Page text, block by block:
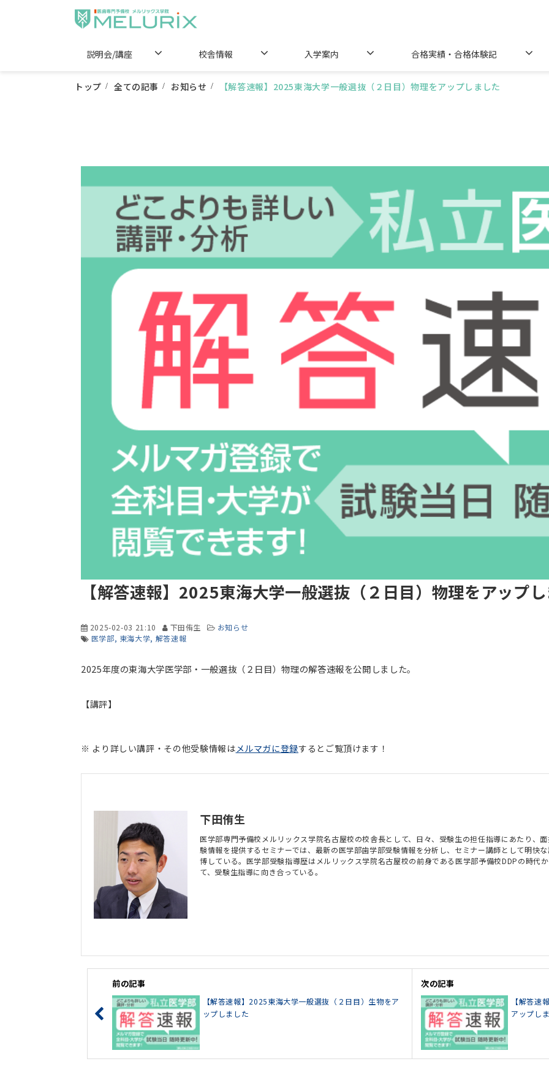
説明会/講座 校舎情報 入学案内 合格実績・合格体験記
トップ 全ての記事 お知らせ 【解答速報】2025東海大学一般選抜（２日目）物理をアップしました
【解答速報】2025東海大学一般選抜（２日目）物理をアップ
2025-02-03 21:10 下田侑生
お知らせ
医学部 東海大学 解答速報
2025年度の東海大学医学部・一般選抜（２日目）物理の解答速報を公開しました。
【講評】
※ より詳しい講評・その他受験情報は メルマガに登録するとご覧頂けます！
下田侑生
医学部専門予備校メルリックス学院名古屋校の校舎長として、日々、受験生の担任指導にあたり、
験情報を提供するセミナーでは、最新の医学部歯学部受験情報を分析し、セミナー講師として明快
博している。医学部受験指導歴はメルリックス学院名古屋校の前身である医学部予備校DDPの時代
て、受験生指導に向き合っている。
前の記事
【解答速報】2025東海大学一般選抜（２日目）生物をア
ップしました
次の記事
【解答速
アップし